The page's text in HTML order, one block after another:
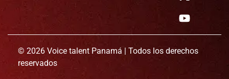
© 2026 Voice talent Panamá | Todos los derechos
reservados